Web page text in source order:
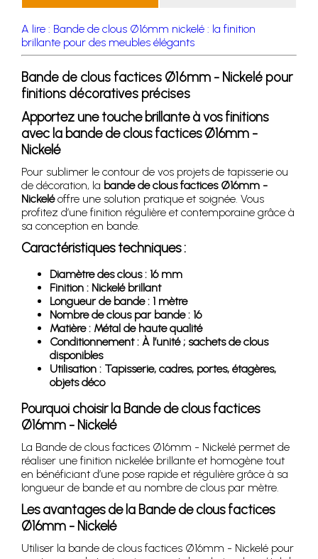
A lire : Bande de clous Ø16mm nickelé : la finition
brillante pour des meubles élégants
Bande de clous factices Ø16mm - Nickelé pour
finitions décoratives précises
Apportez une touche brillante à vos finitions
avec la bande de clous factices Ø16mm -
Nickelé
Pour sublimer le contour de vos projets de tapisserie ou
de décoration, la bande de clous factices Ø16mm -
Nickeléoffre une solution pratique et soignée. Vous
profitez d’une finition régulière et contemporaine grâce à
sa conception en bande.
Caractéristiques techniques :
Diamètre des clous : 16 mm
Finition : Nickelé brillant
Longueur de bande : 1 mètre
Nombre de clous par bande : 16
Matière : Métal de haute qualité
Conditionnement : À l’unité ; sachets de clous
disponibles
Utilisation : Tapisserie, cadres, portes, étagères,
objets déco
Pourquoi choisir la Bande de clous factices
Ø16mm - Nickelé
La Bande de clous factices Ø16mm - Nickelé permet de
réaliser une finition nickelée brillante et homogène tout
en bénéficiant d’une pose rapide et régulière grâce à sa
longueur de bande et au nombre de clous par mètre.
Les avantages de la Bande de clous factices
Ø16mm - Nickelé
Utiliser la bande de clous factices Ø16mm - Nickelé pour